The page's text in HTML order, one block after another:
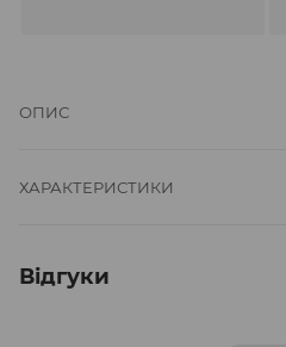
ОПИС
ХАРАКТЕРИСТИКИ
Відгуки